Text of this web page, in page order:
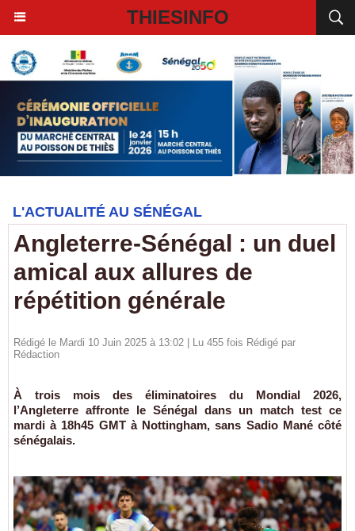
THIESINFO
L'ACTUALITÉ AU SÉNÉGAL
Angleterre-Sénégal : un duel
amical aux allures de
répétition générale
Rédigé le Mardi 10 Juin 2025 à 13:02 | Lu 455 fois Rédigé par
Rédaction
À trois mois des éliminatoires du Mondial 2026,
l’Angleterre affronte le Sénégal dans un match test ce
mardi à 18h45 GMT à Nottingham, sans Sadio Mané côté
sénégalais.